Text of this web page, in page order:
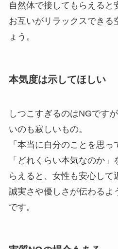
自然体で接してもらえると
お互いがリラックスできる
ょう。
本気度は示してほしい
しつこすぎるのはNGです
いのも寂しいもの。
「本当に自分のことを思っ
「どれくらい本気なのか
らえると、女性も安心して
誠実さや優しさが伝わるよ
です。